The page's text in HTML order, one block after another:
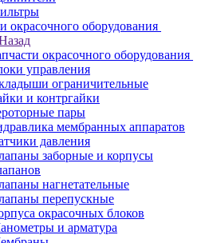
окрасочного оборудования
окрасочного оборудования
управления
ограничительные
и контргайки
пары
мембранных аппаратов
давления
заборные и корпусы
нагнетательные
перепускные
окрасочных блоков
и арматура